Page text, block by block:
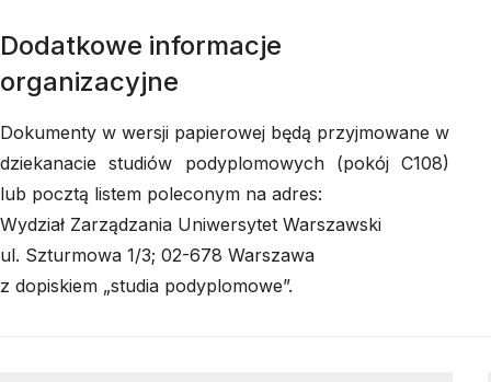
Dodatkowe informacje
organizacyjne
Dokumenty w wersji papierowej będą przyjmowane w
dziekanacie studiów podyplomowych (pokój C108)
lub pocztą listem poleconym na adres:
Wydział Zarządzania Uniwersytet Warszawski
ul. Szturmowa 1/3; 02-678 Warszawa
z dopiskiem „studia podyplomowe”.